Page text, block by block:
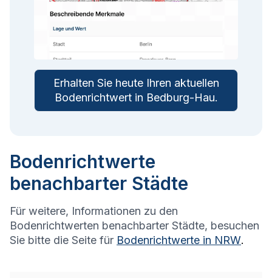
Erhalten Sie heute Ihren aktuellen
Bodenrichtwert in Bedburg-Hau.
Bodenrichtwerte
benachbarter Städte
Für weitere, Informationen zu den
Bodenrichtwerten benachbarter Städte, besuchen
Sie bitte die Seite für Bodenrichtwerte in NRW.